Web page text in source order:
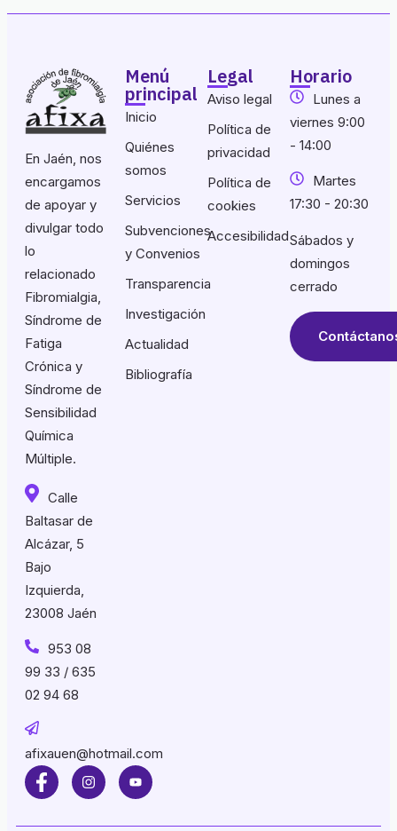
En Jaén, nos
encargamos
de apoyar y
divulgar todo
lo
relacionado
Fibromialgia,
Síndrome de
Fatiga
Crónica y
Síndrome de
Sensibilidad
Química
Múltiple.
Calle
Baltasar de
Alcázar, 5
Bajo
Izquierda,
23008 Jaén
953 08
99 33 / 635
02 94 68
afixauen@hotmail.com
Menú
principal
Inicio
Quiénes
somos
Servicios
Subvenciones
y Convenios
Transparencia
Investigación
Actualidad
Bibliografía
Legal
Aviso legal
Política de
privacidad
Política de
cookies
Accesibilidad
Horario
Lunes a
viernes 9:00
- 14:00
Martes
17:30 - 20:30
Sábados y
domingos
cerrado